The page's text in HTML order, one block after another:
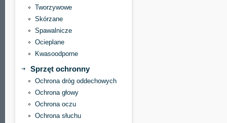
Tworzywowe
Skórzane
Spawalnicze
Ocieplane
Kwasoodporne
Sprzęt ochronny
Ochrona dróg oddechowych
Ochrona głowy
Ochrona oczu
Ochrona słuchu